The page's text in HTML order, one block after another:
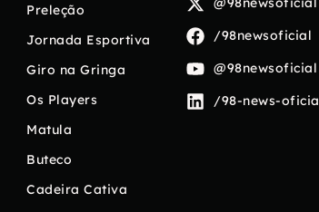
Preleção
Jornada Esportiva
Giro na Gringa
Os Players
Matula
Buteco
Cadeira Cativa
/98newsoficial
@98newsoficial
/98-news-